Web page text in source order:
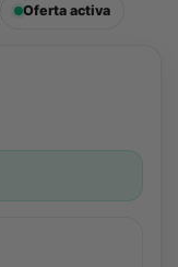
Oferta activa